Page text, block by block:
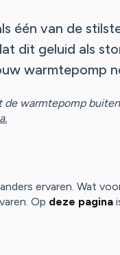
één van de
dit geluid als
warmtepomp
warmtepomp
ervaren. Wat
Op deze pagina